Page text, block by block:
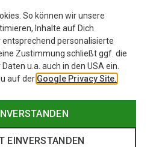
So können wir unsere
Inhalte auf Dich
entsprechend personalisierte
Zustimmung schließt ggf. die
u.a. auch in den USA ein.
auf der Google Privacy Site.
EINVERSTANDEN